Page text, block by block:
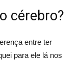
cérebro?
entre ter
para ele lá nos